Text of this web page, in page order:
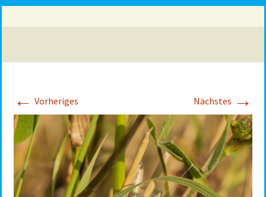
← Vorheriges Nächstes →